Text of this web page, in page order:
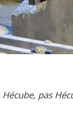
Hécube, pas